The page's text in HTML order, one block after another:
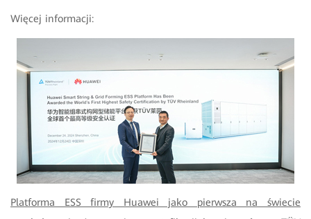
Więcej informacji:
Platforma ESS firmy Huawei jako pierwsza na świecie